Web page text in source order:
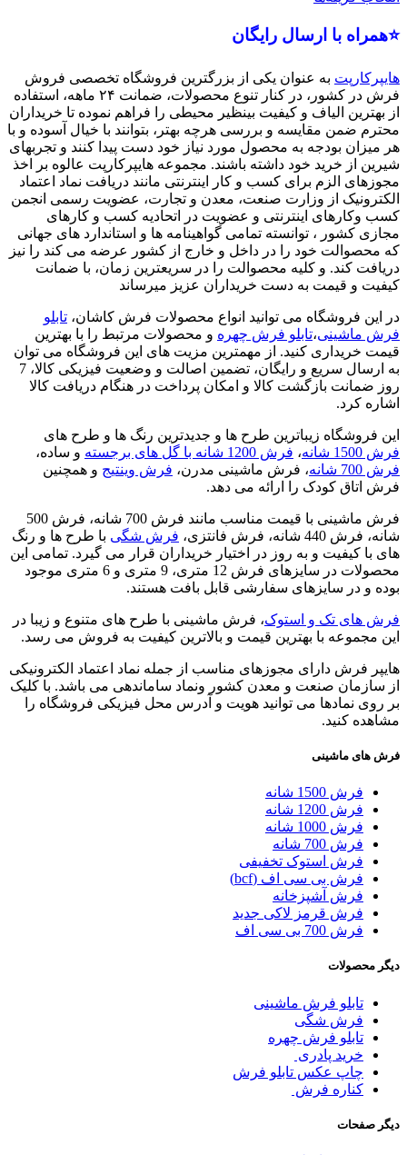
⭐همراه با ارسال رایگان
هایپرکارپت به عنوان یکی از بزرگترین فروشگاه تخصصی فروش
فرش در کشور، در کنار تنوع محصولات، ضمانت ۲۴ ماهه، استفاده
از بهترین الیاف و کیفیت بینظیر محیطی را فراهم نموده تا خریداران
محترم ضمن مقایسه و بررسی هرچه بهتر، بتوانند با خیال آسوده و با
هر میزان بودجه به محصول مورد نیاز خود دست پیدا کنند و تجربهای
شیرین از خرید خود داشته باشند. مجموعه هایپرکارپت عالوه بر اخذ
مجوزهای الزم برای کسب و کار اینترنتی مانند دریافت نماد اعتماد
الکترونیک از وزارت صنعت، معدن و تجارت، عضویت رسمی انجمن
کسب وکارهای اینترنتی و عضویت در اتحادیه کسب و کارهای
مجازی کشور ، توانسته تمامی گواهینامه ها و استاندارد های جهانی
که محصوالت خود را در داخل و خارج از کشور عرضه می کند را نیز
دریافت کند. و کلیه محصوالت را در سریعترین زمان، با ضمانت
کیفیت و قیمت به دست خریداران عزیز میرساند
در این فروشگاه می توانید انواع محصولات فرش کاشان، تابلو
فرش ماشینی،تابلو فرش چهره و محصولات مرتبط را با بهترین
قیمت خریداری کنید. از مهمترین مزیت های این فروشگاه می توان
به ارسال سریع و رایگان، تضمین اصالت و وضعیت فیزیکی کالا، 7
روز ضمانت بازگشت کالا و امکان پرداخت در هنگام دریافت کالا
اشاره کرد.
این فروشگاه زیباترین طرح ها و جدیدترین رنگ ها و طرح های
فرش 1500 شانه
، فرش 1200 شانه با گل های برجسته
و ساده،
فرش 700 شانه
، فرش ماشینی مدرن، فرش وینتیج و همچنین
فرش اتاق کودک را ارائه می دهد.
فرش ماشینی با قیمت مناسب مانند فرش 700 شانه، فرش 500
شانه، فرش 440 شانه، فرش فانتزی،
فرش شگی با طرح ها و رنگ
های با کیفیت و به روز در اختیار خریداران قرار می گیرد. تمامی این
محصولات در سایزهای فرش 12 متری، 9 متری و 6 متری موجود
بوده و در سایزهای سفارشی قابل بافت هستند.
فرش های تک و استوک، فرش ماشینی با طرح های متنوع و زیبا در
این مجموعه با بهترین قیمت و بالاترین کیفیت به فروش می رسد.
هایپر فرش دارای مجوزهای مناسب از جمله نماد اعتماد الکترونیکی
از سازمان صنعت و معدن کشور ونماد ساماندهی می باشد. با کلیک
بر روی نمادها می توانید هویت و آدرس محل فیزیکی فروشگاه را
مشاهده کنید.
فرش های ماشینی
فرش 1500 شانه
فرش 1200 شانه
فرش 1000 شانه
فرش 700 شانه
فرش استوک تخفیفی
فرش بی سی اف (bcf)
فرش آشپزخانه
فرش قرمز لاکی جدید
فرش 700 بی سی اف
دیگر محصولات
تابلو فرش ماشینی
فرش شگی
تابلو فرش چهره
خرید پادری
چاپ عکس تابلو فرش
کناره فرش
دیگر صفحات